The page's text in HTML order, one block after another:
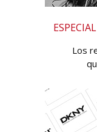
Los